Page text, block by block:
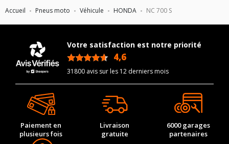
Accueil Pneus moto Véhicule HONDA NC 700 S
Votre satisfaction est notre priorité
4,6
31800 avis sur les 12 derniers mois
Paiement en
plusieurs fois
Livraison
gratuite
6000 garages
partenaires